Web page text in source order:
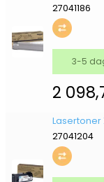
27041186
2
3-5
Lasertoner
27041204